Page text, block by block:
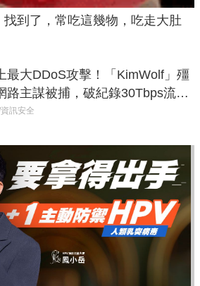
到了，常吃這幾物，吃走大肚
最大DDoS攻擊！「KimWolf」殭
路主謀被捕，破紀錄30Tbps流量
全球！
訊安全